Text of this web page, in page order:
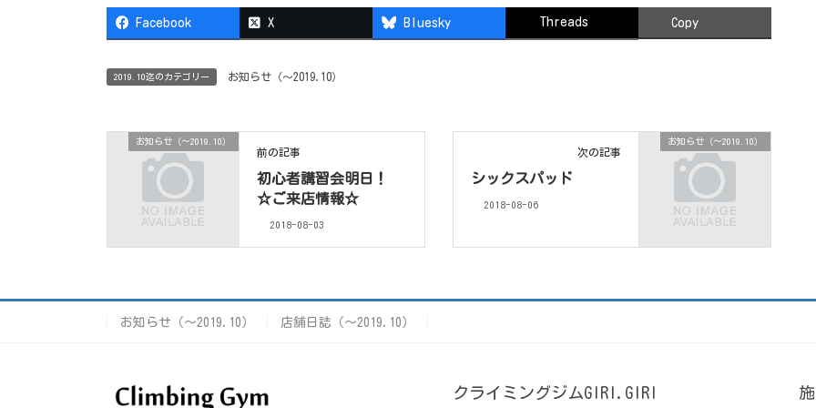
Facebook X Bluesky Threads Copy
2019.10迄のカテゴリー お知らせ（〜2019.10）
お知らせ（〜2019.10）
前の記事
初心者講習会明日！
☆ご来店情報☆
2018-08-03
お知らせ（〜2019.10）
次の記事
シックスパッド
2018-08-06
お知らせ（〜2019.10） 店舗日誌（〜2019.10）
クライミングジムGIRI.GIRI